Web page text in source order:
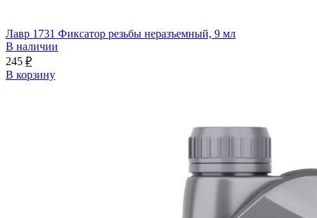
Лавр 1731 Фиксатор резьбы неразъемный, 9 мл
В наличии
245 ₽
В корзину